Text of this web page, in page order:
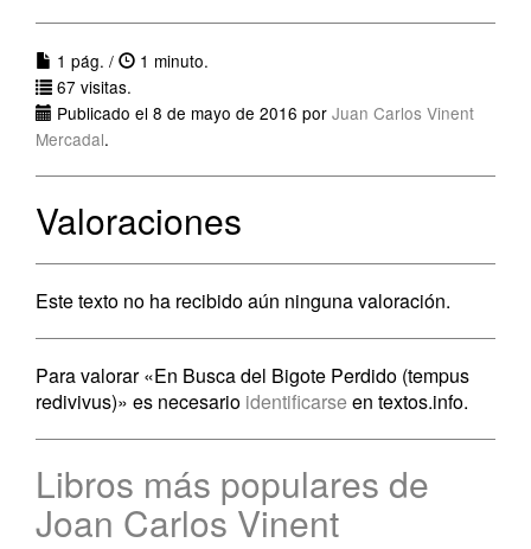
1 pág. /
1 minuto.
67 visitas.
Publicado el 8 de mayo de 2016 por Juan Carlos Vinent
Mercadal.
Valoraciones
Este texto no ha recibido aún ninguna valoración.
Para valorar «En Busca del Bigote Perdido (tempus
redivivus)» es necesario identificarse en textos.info.
Libros más populares de
Joan Carlos Vinent